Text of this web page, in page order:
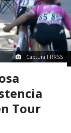
Captura I RRSS
Tour